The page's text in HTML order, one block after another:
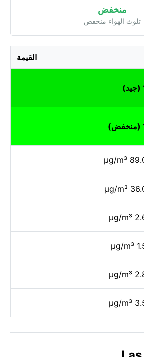
منخفض
تلوث الهواء منخفض
القيمة
89.0 µg/
36.0 µg/
2.6
1.5
2.8
3.5